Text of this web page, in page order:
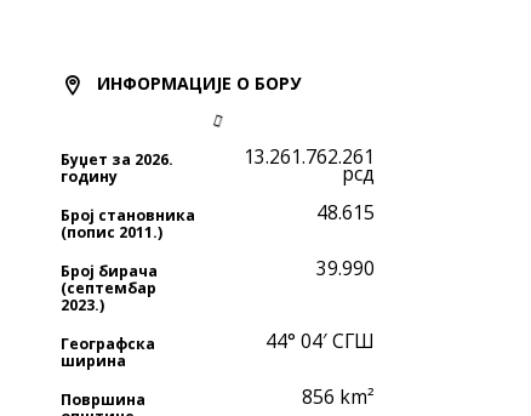
ИНФОРМАЦИЈЕ О БОРУ
Буџет за 2026.
годину
13.261.762.261
рсд
Број становника
(попис 2011.)
48.615
Број бирача
(септембар
2023.)
39.990
Географска
ширина
44° 04′ СГШ
Површина
856 km²